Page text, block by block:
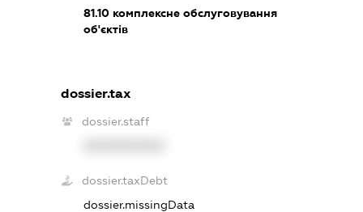
81.10 комплексне обслуговування
об'єктів
dossier.tax
dossier.staff
dossier.taxDebt
dossier.missingData